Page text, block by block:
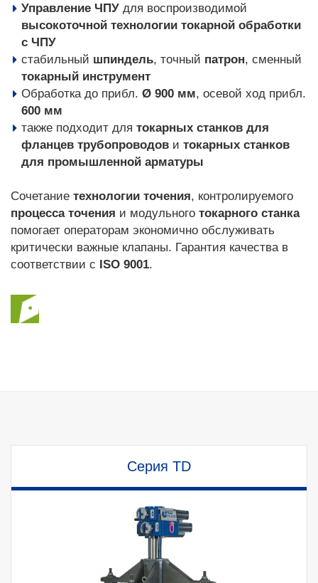
Управление ЧПУ для воспроизводимой
высокоточной технологии токарной обработки
с ЧПУ
стабильный шпиндель, точный патрон, сменный
токарный инструмент
Обработка до прибл. Ø 900 мм, осевой ход прибл.
600 мм
также подходит для токарных станков для
фланцев трубопроводов и токарных станков
для промышленной арматуры
Сочетание технологии точения, контролируемого
процесса точения и модульного токарного станка
помогает операторам экономично обслуживать
критически важные клапаны. Гарантия качества в
соответствии с ISO 9001.
Серия TD